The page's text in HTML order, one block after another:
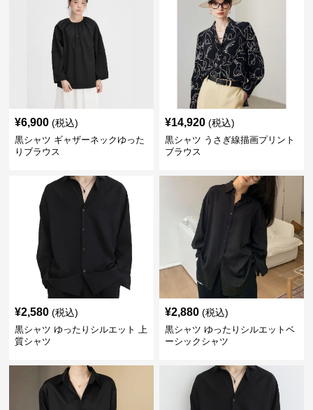
¥6,900 (税込)
黒シャツ ギャザーネックゆった
りブラウス
¥14,920 (税込)
黒シャツ うさぎ線描画プリント
ブラウス
¥2,580 (税込)
黒シャツ ゆったりシルエット 上
質シャツ
¥2,880 (税込)
黒シャツ ゆったりシルエットベ
ーシックシャツ